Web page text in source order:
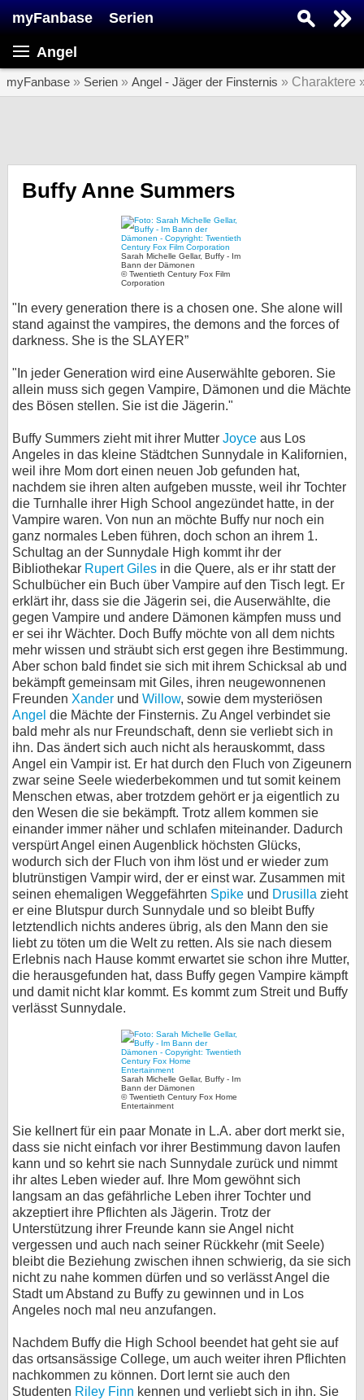
myFanbase Serien
Angel
myFanbase » Serien » Angel - Jäger der Finsternis » Charaktere
Buffy Anne Summers
Sarah Michelle Gellar, Buffy - Im
Bann der Dämonen
© Twentieth Century Fox Film
Corporation
"In every generation there is a chosen one. She alone will
stand against the vampires, the demons and the forces of
darkness. She is the SLAYER”
"In jeder Generation wird eine Auserwählte geboren. Sie
allein muss sich gegen Vampire, Dämonen und die Mächte
des Bösen stellen. Sie ist die Jägerin."
Buffy Summers zieht mit ihrer Mutter Joyce aus Los
Angeles in das kleine Städtchen Sunnydale in Kalifornien,
weil ihre Mom dort einen neuen Job gefunden hat,
nachdem sie ihren alten aufgeben musste, weil ihr Tochter
die Turnhalle ihrer High School angezündet hatte, in der
Vampire waren. Von nun an möchte Buffy nur noch ein
ganz normales Leben führen, doch schon an ihrem 1.
Schultag an der Sunnydale High kommt ihr der
Bibliothekar Rupert Giles in die Quere, als er ihr statt der
Schulbücher ein Buch über Vampire auf den Tisch legt. Er
erklärt ihr, dass sie die Jägerin sei, die Auserwählte, die
gegen Vampire und andere Dämonen kämpfen muss und
er sei ihr Wächter. Doch Buffy möchte von all dem nichts
mehr wissen und sträubt sich erst gegen ihre Bestimmung.
Aber schon bald findet sie sich mit ihrem Schicksal ab und
bekämpft gemeinsam mit Giles, ihren neugewonnenen
Freunden Xander und Willow, sowie dem mysteriösen
Angel die Mächte der Finsternis. Zu Angel verbindet sie
bald mehr als nur Freundschaft, denn sie verliebt sich in
ihn. Das ändert sich auch nicht als herauskommt, dass
Angel ein Vampir ist. Er hat durch den Fluch von Zigeunern
zwar seine Seele wiederbekommen und tut somit keinem
Menschen etwas, aber trotzdem gehört er ja eigentlich zu
den Wesen die sie bekämpft. Trotz allem kommen sie
einander immer näher und schlafen miteinander. Dadurch
verspürt Angel einen Augenblick höchsten Glücks,
wodurch sich der Fluch von ihm löst und er wieder zum
blutrünstigen Vampir wird, der er einst war. Zusammen mit
seinen ehemaligen Weggefährten Spike und Drusilla zieht
er eine Blutspur durch Sunnydale und so bleibt Buffy
letztendlich nichts anderes übrig, als den Mann den sie
liebt zu töten um die Welt zu retten. Als sie nach diesem
Erlebnis nach Hause kommt erwartet sie schon ihre Mutter,
die herausgefunden hat, dass Buffy gegen Vampire kämpft
und damit nicht klar kommt. Es kommt zum Streit und Buffy
verlässt Sunnydale.
Sarah Michelle Gellar, Buffy - Im
Bann der Dämonen
© Twentieth Century Fox Home
Entertainment
Sie kellnert für ein paar Monate in L.A. aber dort merkt sie,
dass sie nicht einfach vor ihrer Bestimmung davon laufen
kann und so kehrt sie nach Sunnydale zurück und nimmt
ihr altes Leben wieder auf. Ihre Mom gewöhnt sich
langsam an das gefährliche Leben ihrer Tochter und
akzeptiert ihre Pflichten als Jägerin. Trotz der
Unterstützung ihrer Freunde kann sie Angel nicht
vergessen und auch nach seiner Rückkehr (mit Seele)
bleibt die Beziehung zwischen ihnen schwierig, da sie sich
nicht zu nahe kommen dürfen und so verlässt Angel die
Stadt um Abstand zu Buffy zu gewinnen und in Los
Angeles noch mal neu anzufangen.
Nachdem Buffy die High School beendet hat geht sie auf
das ortsansässige College, um auch weiter ihren Pflichten
nachkommen zu können. Dort lernt sie auch den
Studenten Riley Finn kennen und verliebt sich in ihn. Sie
SERIEN
KULTUR
Specials
Gewinnspiele
bei X
Kontakt
Nutzungsbedingungen
Datenschutz
Cookie-Einstellungen
Impressum
Desktop-Ansicht
myFanbase